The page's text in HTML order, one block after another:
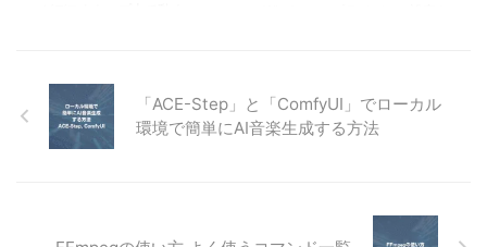
量であることが特徴です。しかし
現状、動くという機能しかないの
で、少し物足りないかもしれませ
大変です。「O&O
ShutUp10++」を使えば、それら
をまとめてワンクリックで設定す
「ACE-Step」と「ComfyUI」でローカル
環境で簡単にAI音楽生成する方法